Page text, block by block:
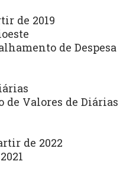
de 2019
de Despesa
de Valores de Diárias
de 2022
Carta de Serviços
de Serviços
em Políticas
– SEIPAAS